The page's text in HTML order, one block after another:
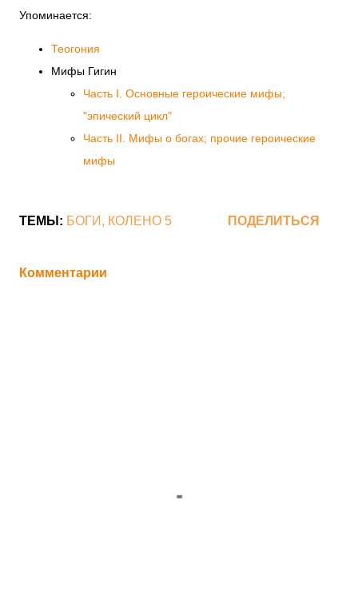
Упоминается:
Теогония
Мифы Гигин
Часть I. Основные героические мифы;
"эпический цикл"
Часть II. Мифы о богах; прочие героические
мифы
ТЕМЫ: БОГИ КОЛЕНО 5 ПОДЕЛИТЬСЯ
Комментарии